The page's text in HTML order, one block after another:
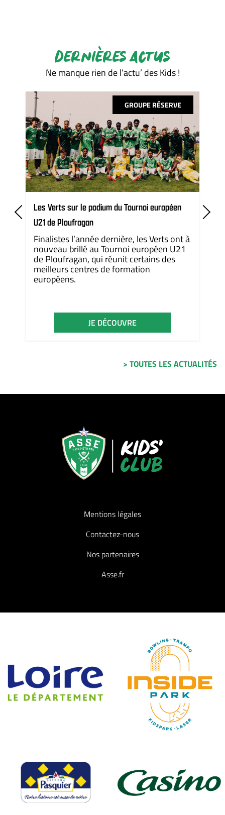
DERNIÈRES ACTUS
Ne manque rien de l’actu’ des Kids !
GROUPE RÉSERVE
Les Verts sur le podium du Tournoi européen
U21 de Ploufragan
Finalistes l’année dernière, les Verts ont à
nouveau brillé au Tournoi européen U21
de Ploufragan, qui réunit certains des
meilleurs centres de formation
européens.
JE DÉCOUVRE
> TOUTES LES ACTUALITÉS
Mentions légales
Contactez-nous
Nos partenaires
Asse.fr